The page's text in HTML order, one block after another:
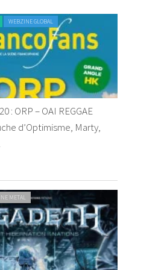
WEBZINE GLOBAL
: ORP – OAI REGGAE
d’Optimisme, Marty,
METAL